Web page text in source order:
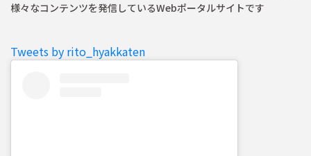
様々なコンテンツを発信しているWebポータルサイトです
Tweets by rito_hyakkaten